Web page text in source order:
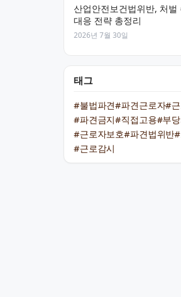
산업안전보건법위반, 처벌
대응 전략 총정리
2026년 7월 30일
태그
#불법파견#파견근로자#
#파견금지#직접고용#부
#근로자보호#파견법위반
#근로감시